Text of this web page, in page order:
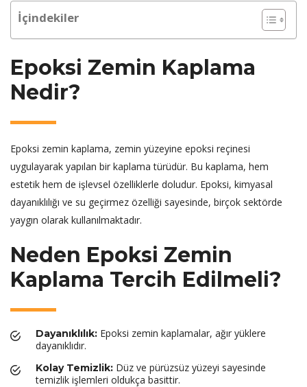
İçindekiler
Epoksi Zemin Kaplama
Nedir?
Epoksi zemin kaplama, zemin yüzeyine epoksi reçinesi
uygulayarak yapılan bir kaplama türüdür. Bu kaplama, hem
estetik hem de işlevsel özelliklerle doludur. Epoksi, kimyasal
dayanıklılığı ve su geçirmez özelliği sayesinde, birçok sektörde
yaygın olarak kullanılmaktadır.
Neden Epoksi Zemin
Kaplama Tercih Edilmeli?
Dayanıklılık: Epoksi zemin kaplamalar, ağır yüklere
dayanıklıdır.
Kolay Temizlik: Düz ve pürüzsüz yüzeyi sayesinde
temizlik işlemleri oldukça basittir.